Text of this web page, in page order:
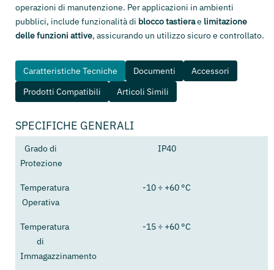
operazioni di manutenzione. Per applicazioni in ambienti
pubblici, include funzionalità di blocco tastierae limitazione
delle funzioni attive, assicurando un utilizzo sicuro e controllato.
Caratteristiche Tecniche Documenti
Accessori
Prodotti Compatibili
Articoli Simili
SPECIFICHE GENERALI
Grado di
Protezione
IP40
Temperatura
Operativa
-10 ÷ +60 °C
Temperatura
di
Immagazzinamento
-15 ÷ +60 °C